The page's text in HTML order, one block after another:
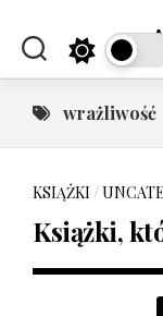
content
wrażliwość
KSIĄŻKI /
Książki,